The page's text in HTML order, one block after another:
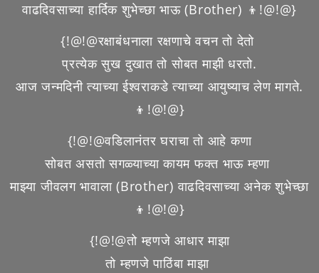
वाढदिवसाच्या हार्दिक शुभेच्छा भाऊ (Brother) 👦!@!@}
{!@!@रक्षाबंधनाला रक्षणाचे वचन तो देतो
प्रत्येक सुख दुखात तो सोबत माझी धरतो.
आज जन्मदिनी त्याच्या ईश्वराकडे त्याच्या आयुष्याच लेण मागते.
👦!@!@}
{!@!@वडिलानंतर घराचा तो आहे कणा
सोबत असतो सगळ्याच्या कायम फक्त भाऊ म्हणा
माझ्या जीवलग भावाला (Brother) वाढदिवसाच्या अनेक शुभेच्छा
👦!@!@}
{!@!@तो म्हणजे आधार माझा
तो म्हणजे पाठिंबा माझा